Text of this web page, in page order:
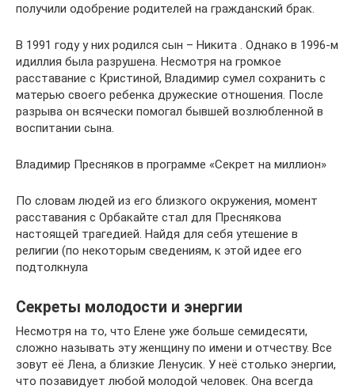
получили одобрение родителей на гражданский брак.
В 1991 году у них родился сын – Никита . Однако в 1996-м
идиллия была разрушена. Несмотря на громкое
расставание с Кристиной, Владимир сумел сохранить с
матерью своего ребенка дружеские отношения. После
разрыва он всячески помогал бывшей возлюбленной в
воспитании сына.
Владимир Пресняков в программе «Секрет на миллион»
По словам людей из его близкого окружения, момент
расставания с Орбакайте стал для Преснякова
настоящей трагедией. Найдя для себя утешение в
религии (по некоторым сведениям, к этой идее его
подтолкнула
Секреты молодости и энергии
Несмотря на то, что Елене уже больше семидесяти,
сложно называть эту женщину по имени и отчеству. Все
зовут её Лена, а близкие Ленусик. У неё столько энергии,
что позавидует любой молодой человек. Она всегда